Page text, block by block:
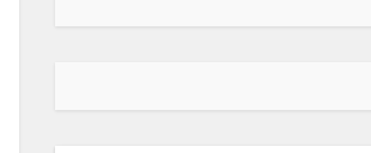
pozivajući se na takozvana bonska
[…][...] POPULARNO